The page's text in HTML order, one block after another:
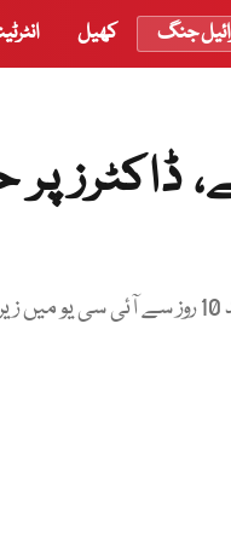
جنگ کھیل
ڈاکٹرز پر